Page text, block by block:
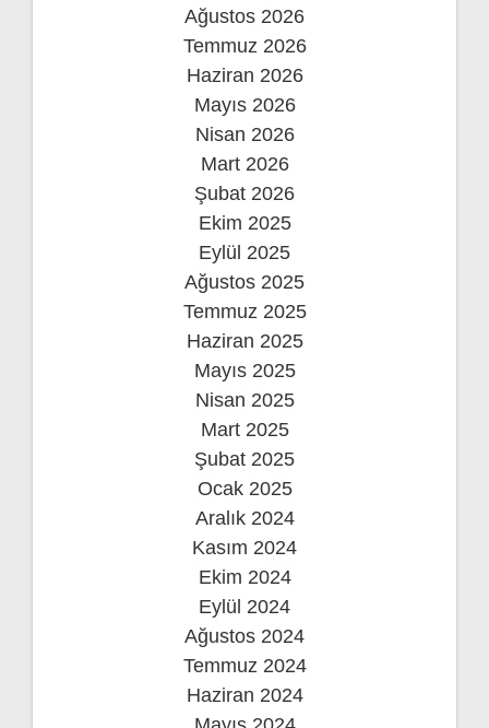
Ağustos 2026
Temmuz 2026
Haziran 2026
Mayıs 2026
Nisan 2026
Mart 2026
Şubat 2026
Ekim 2025
Eylül 2025
Ağustos 2025
Temmuz 2025
Haziran 2025
Mayıs 2025
Nisan 2025
Mart 2025
Şubat 2025
Ocak 2025
Aralık 2024
Kasım 2024
Ekim 2024
Eylül 2024
Ağustos 2024
Temmuz 2024
Haziran 2024